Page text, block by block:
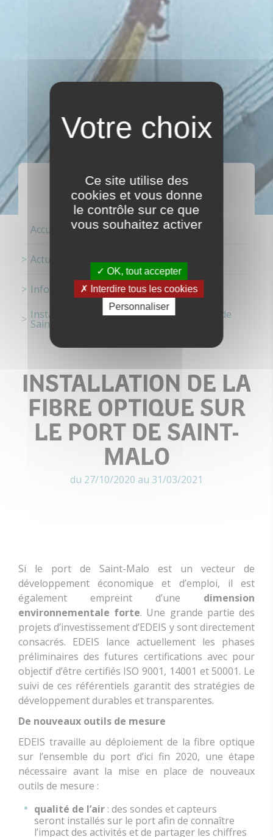
ACTUALITÉS
Accueil
Actualités
Information
Installation de la fibre optique sur le port de
Saint-Malo
INSTALLATION DE LA
FIBRE OPTIQUE SUR
LE PORT DE SAINT-
MALO
du 27/10/2020 au 31/03/2021
Si le port de Saint-Malo est un vecteur de
développement économique et d’emploi, il est
également empreint d’une dimension
environnementale forte. Une grande partie des
projets d’investissement d’EDEIS y sont directement
consacrés. EDEIS lance actuellement les phases
préliminaires des futures certifications avec pour
objectif d’être certifiés ISO 9001, 14001 et 50001. Le
suivi de ces référentiels garantit des stratégies de
développement durables et transparentes.
De nouveaux outils de mesure
EDEIS travaille au déploiement de la fibre optique
sur l’ensemble du port d’ici fin 2020, une étape
nécessaire avant la mise en place de nouveaux
outils de mesure :
qualité de l’air : des sondes et capteurs
seront installés sur le port afin de connaître
l’impact des activités et de partager les chiffres
Ce site utilise des
cookies et vous donne
le contrôle sur ce que
vous souhaitez activer
OK, tout accepter
Interdire tous les cookies
Personnaliser